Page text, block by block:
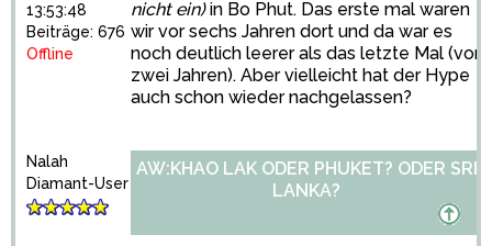
13:53:48
Beiträge: 676
Offline
nicht ein)in Bo Phut. Das erste mal waren
wir vor sechs Jahren dort und da war es
noch deutlich leerer als das letzte Mal (vor
zwei Jahren). Aber vielleicht hat der Hype
auch schon wieder nachgelassen?
Nalah
Diamant-User
AW:KHAO LAK ODER PHUKET? ODER SRI
LANKA?